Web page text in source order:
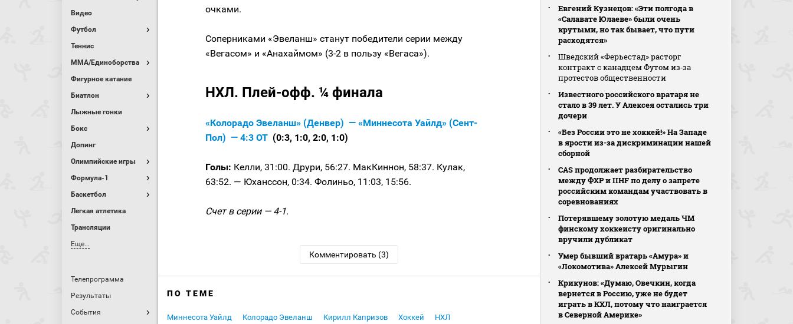
Видео
Футбол
Теннис
MMA/Единоборства
Фигурное катание
Биатлон
Лыжные гонки
Бокс
Допинг
Олимпийские игры
Формула-1
Баскетбол
Легкая атлетика
Трансляции
Еще...
Телепрограмма
Результаты
События
очками.
Соперниками «Эвеланш» станут победители серии между
«Вегасом» и «Анахаймом» (3-2 в пользу «Вегаса»).
НХЛ. Плей-офф. ¼ финала
«Колорадо Эвеланш» (Денвер) — «Миннесота Уайлд» (Сент-
Пол) — 4:3 ОТ (0:3, 1:0, 2:0, 1:0)
Голы: Келли, 31:00. Друри, 56:27. МакКиннон, 58:37. Кулак,
63:52. — Юханссон, 0:34. Фолиньо, 11:03, 15:56.
Счет в серии — 4-1.
Комментировать (3)
ПО ТЕМЕ
Миннесота Уайлд Колорадо Эвеланш Кирилл Капризов Хоккей НХЛ
Евгений Кузнецов: «Эти полгода в
«Салавате Юлаеве» были очень
крутыми, но так бывает, что пути
расходятся»
Шведский «Ферьестад» расторг
контракт с канадцем Футом из‑за
протестов общественности
Известного российского вратаря не
стало в 39 лет. У Алексея остались три
дочери
«Без России это не хоккей!» На Западе
в ярости из-за дискриминации нашей
сборной
CAS продолжает разбирательство
между ФХР и IIHF по делу о запрете
российским командам участвовать в
соревнованиях
Потерявшему золотую медаль ЧМ
финскому хоккеисту оригинально
вручили дубликат
Умер бывший вратарь «Амура» и
«Локомотива» Алексей Мурыгин
Крикунов: «Думаю, Овечкин, когда
вернется в Россию, уже не будет
играть в КХЛ, потому что наиграется
в Северной Америке»